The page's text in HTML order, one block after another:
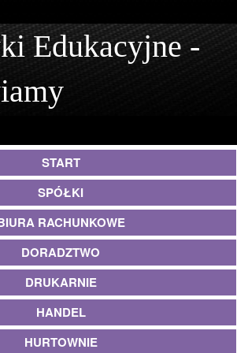
Edukacyjne -
START
SPÓŁKI
RACHUNKOWE
DORADZTWO
DRUKARNIE
HANDEL
HURTOWNIE